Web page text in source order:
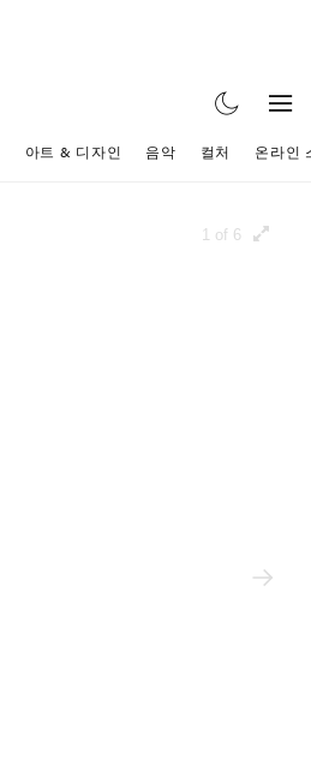
아트 & 디자인 음악 컬처 온라인
1 of 6